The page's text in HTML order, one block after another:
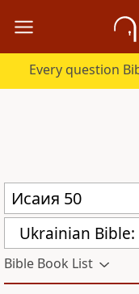
Bible Book List